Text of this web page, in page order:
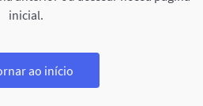
inicial.
ao início